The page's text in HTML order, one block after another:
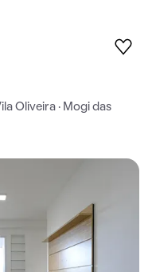
Oliveira · Mogi das